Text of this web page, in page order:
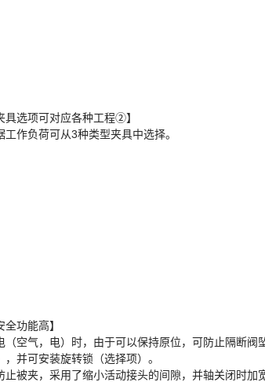
具选项可对应各种工程②】
工作负荷可从3种类型夹具中选择。
全功能高】
（空气，电）时，由于可以保持原位，可防止隔断阀
，并可安装旋转锁（选择项）。
止被夹，采用了缩小活动接头的间隙，并轴关闭时加